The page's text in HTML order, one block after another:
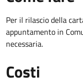
Per il rilascio della
appuntamento in
necessaria.
Costi